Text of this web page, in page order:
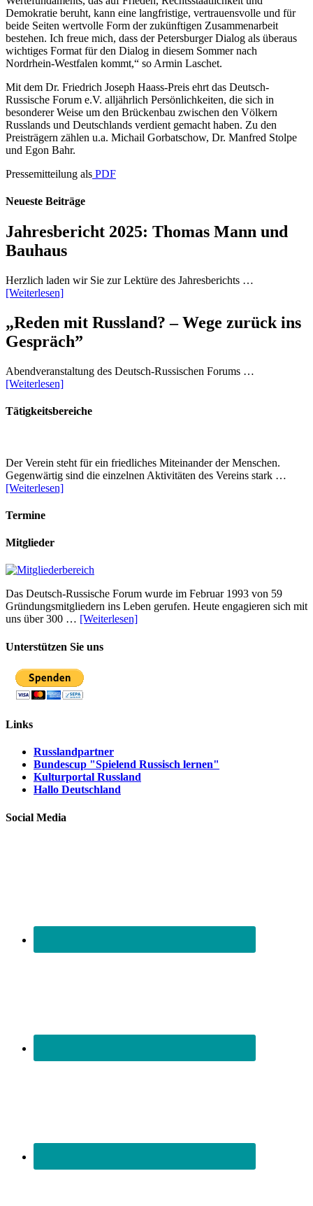
Demokratie beruht, kann eine langfristige, vertrauensvolle und für
beide Seiten wertvolle Form der zukünftigen Zusammenarbeit
bestehen. Ich freue mich, dass der Petersburger Dialog als überaus
wichtiges Format für den Dialog in diesem Sommer nach
Nordrhein-Westfalen kommt,“ so Armin Laschet.
Mit dem Dr. Friedrich Joseph Haass-Preis ehrt das Deutsch-
Russische Forum e.V. alljährlich Persönlichkeiten, die sich in
besonderer Weise um den Brückenbau zwischen den Völkern
Russlands und Deutschlands verdient gemacht haben. Zu den
Preisträgern zählen u.a. Michail Gorbatschow, Dr. Manfred Stolpe
und Egon Bahr.
Pressemitteilung als PDF
Neueste Beiträge
Jahresbericht 2025: Thomas Mann und
Bauhaus
Herzlich laden wir Sie zur Lektüre des Jahresberichts …
[Weiterlesen]
„Reden mit Russland? – Wege zurück ins
Gespräch”
Abendveranstaltung des Deutsch-Russischen Forums …
[Weiterlesen]
Tätigkeitsbereiche
Der Verein steht für ein friedliches Miteinander der Menschen.
Gegenwärtig sind die einzelnen Aktivitäten des Vereins stark …
[Weiterlesen]
Termine
Mitglieder
Das Deutsch-Russische Forum wurde im Februar 1993 von 59
Gründungsmitgliedern ins Leben gerufen. Heute engagieren sich mit
uns über 300 … [Weiterlesen]
Unterstützen Sie uns
Links
Russlandpartner
Bundescup "Spielend Russisch lernen"
Kulturportal Russland
Hallo Deutschland
Social Media